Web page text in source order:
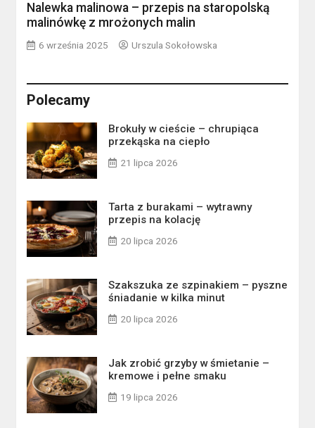
Nalewka malinowa – przepis na staropolską
malinówkę z mrożonych malin
6 września 2025 Urszula Sokołowska
Polecamy
Brokuły w cieście – chrupiąca
przekąska na ciepło
21 lipca 2026
Tarta z burakami – wytrawny
przepis na kolację
20 lipca 2026
Szakszuka ze szpinakiem – pyszne
śniadanie w kilka minut
20 lipca 2026
Jak zrobić grzyby w śmietanie –
kremowe i pełne smaku
19 lipca 2026